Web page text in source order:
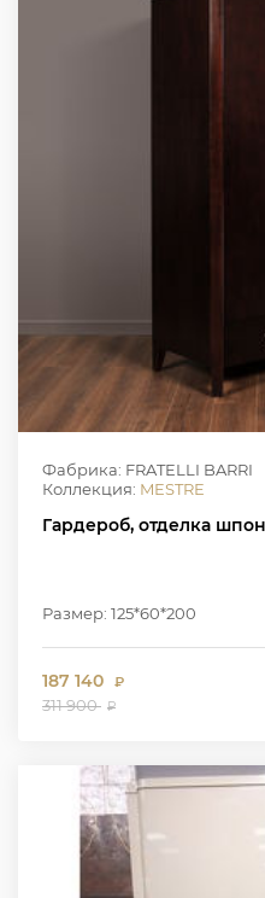
Фабрика: FRATELLI BARRI
Коллекция: MESTRE
Гардероб, отделка
Размер: 125*60*200
187 140 ₽
311 900 ₽